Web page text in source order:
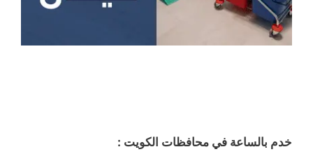
خدم بالساعة في محافظات الكويت :